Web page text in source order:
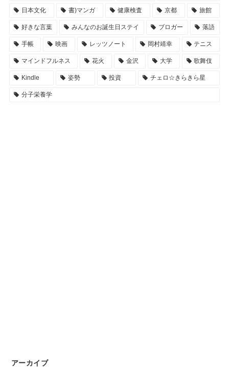
日本文化 書)マンガ 健康検査 京都 旅館
好きな言葉 みんなのお誕生日ステイ ブロガー 落語
手帳 映画 レッツノート 岡村靖幸 テニス
マインドフルネス 花火 金沢 大学 歌舞伎
Kindle 姿勢 投資 チェロ☆きらきら星
分子栄養学
アーカイブ